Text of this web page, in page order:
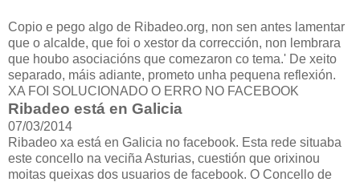
Copio e pego algo de Ribadeo.org, non sen antes lamentar
que o alcalde, que foi o xestor da corrección, non lembrara
que houbo asociacións que comezaron co tema.' De xeito
separado, máis adiante, prometo unha pequena reflexión.
XA FOI SOLUCIONADO O ERRO NO FACEBOOK
Ribadeo está en Galicia
07/03/2014
Ribadeo xa está en Galicia no facebook. Esta rede situaba
este concello na veciña Asturias, cuestión que orixinou
moitas queixas dos usuarios de facebook. O Concello de